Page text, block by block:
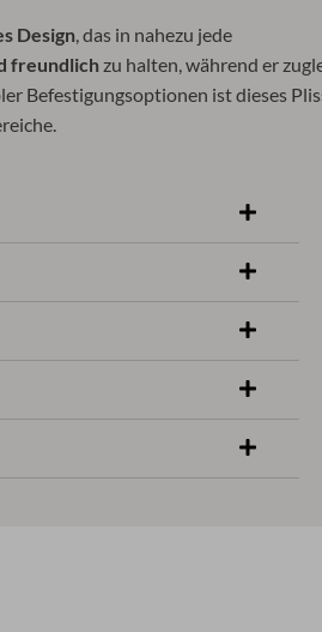
Design, das in nahezu jede
freundlichzu halten, während er
Befestigungsoptionen ist dieses